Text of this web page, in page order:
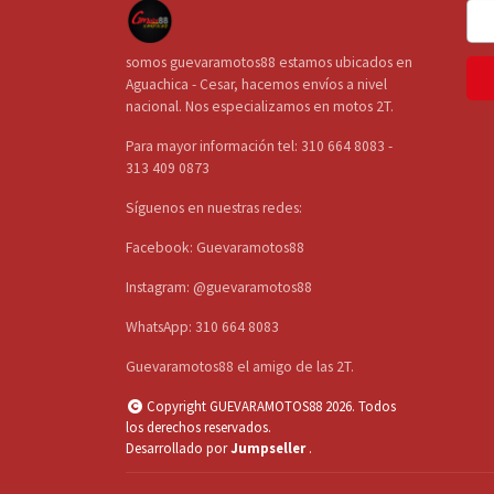
somos guevaramotos88 estamos ubicados en
Aguachica - Cesar, hacemos envíos a nivel
nacional. Nos especializamos en motos 2T.
Para mayor información tel: 310 664 8083 -
313 409 0873
Síguenos en nuestras redes:
Facebook: Guevaramotos88
Instagram: @guevaramotos88
WhatsApp: 310 664 8083
Guevaramotos88 el amigo de las 2T.
Copyright GUEVARAMOTOS88 2026. Todos
los derechos reservados.
Desarrollado porJumpseller .